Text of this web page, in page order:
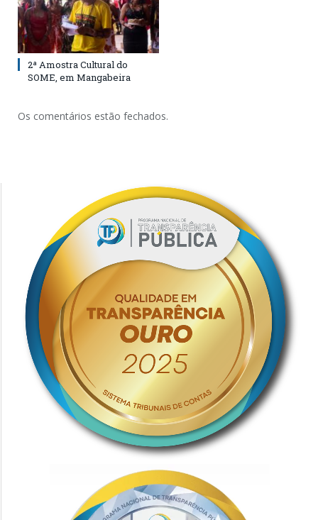
2ª Amostra Cultural do
SOME, em Mangabeira
Os comentários estão fechados.